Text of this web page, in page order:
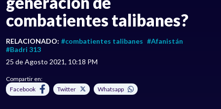
combatientes talibanes?
RELACIONADO: #combatientes talibanes #Afanistán
#Badri 313
25 de Agosto 2021, 10:18 PM
Compartir en:
Facebook
Twitter Whatsapp